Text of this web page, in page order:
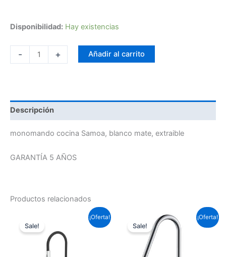
Disponibilidad: Hay existencias
- + Añadir al carrito
Descripción
monomando cocina Samoa, blanco mate, extraible
GARANTÍA 5 AÑOS
Productos relacionados
¡Oferta!
Sale!
original
era:
166,98 €.
precio
¡Oferta!
Sale!
precio
original
era:
precio
actual